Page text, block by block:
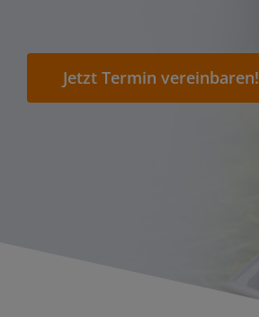
Jetzt Termin vereinbaren!